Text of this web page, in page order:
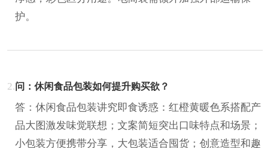
护。
2.问：休闲食品包装如何提升购买欲？
答：休闲食品包装讲究即食诱惑：红橙黄暖色系搭配产
品大图激发味觉联想；文案简短突出口味特点和场景；
小包装方便携带分享，大包装适合囤货；创意造型和趣